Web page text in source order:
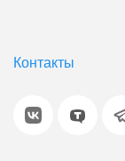
Контакты